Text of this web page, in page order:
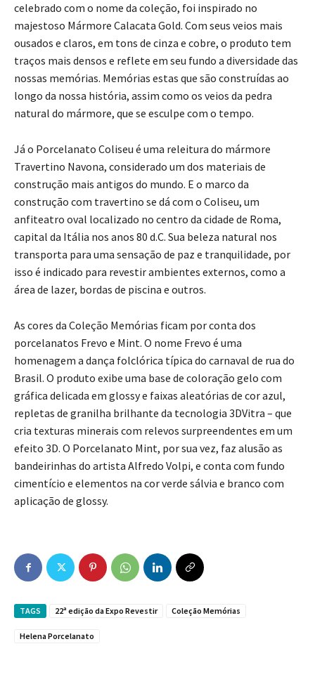
celebrado com o nome da coleção, foi inspirado no
majestoso Mármore Calacata Gold. Com seus veios mais
ousados e claros, em tons de cinza e cobre, o produto tem
traços mais densos e reflete em seu fundo a diversidade das
nossas memórias. Memórias estas que são construídas ao
longo da nossa história, assim como os veios da pedra
natural do mármore, que se esculpe com o tempo.
Já o Porcelanato Coliseu é uma releitura do mármore
Travertino Navona, considerado um dos materiais de
construção mais antigos do mundo. E o marco da
construção com travertino se dá com o Coliseu, um
anfiteatro oval localizado no centro da cidade de Roma,
capital da Itália nos anos 80 d.C. Sua beleza natural nos
transporta para uma sensação de paz e tranquilidade, por
isso é indicado para revestir ambientes externos, como a
área de lazer, bordas de piscina e outros.
As cores da Coleção Memórias ficam por conta dos
porcelanatos Frevo e Mint. O nome Frevo é uma
homenagem a dança folclórica típica do carnaval de rua do
Brasil. O produto exibe uma base de coloração gelo com
gráfica delicada em glossy e faixas aleatórias de cor azul,
repletas de granilha brilhante da tecnologia 3DVitra – que
cria texturas minerais com relevos surpreendentes em um
efeito 3D. O Porcelanato Mint, por sua vez, faz alusão as
bandeirinhas do artista Alfredo Volpi, e conta com fundo
cimentício e elementos na cor verde sálvia e branco com
aplicação de glossy.
TAGS 22ª edição da Expo Revestir Coleção Memórias
Helena Porcelanato